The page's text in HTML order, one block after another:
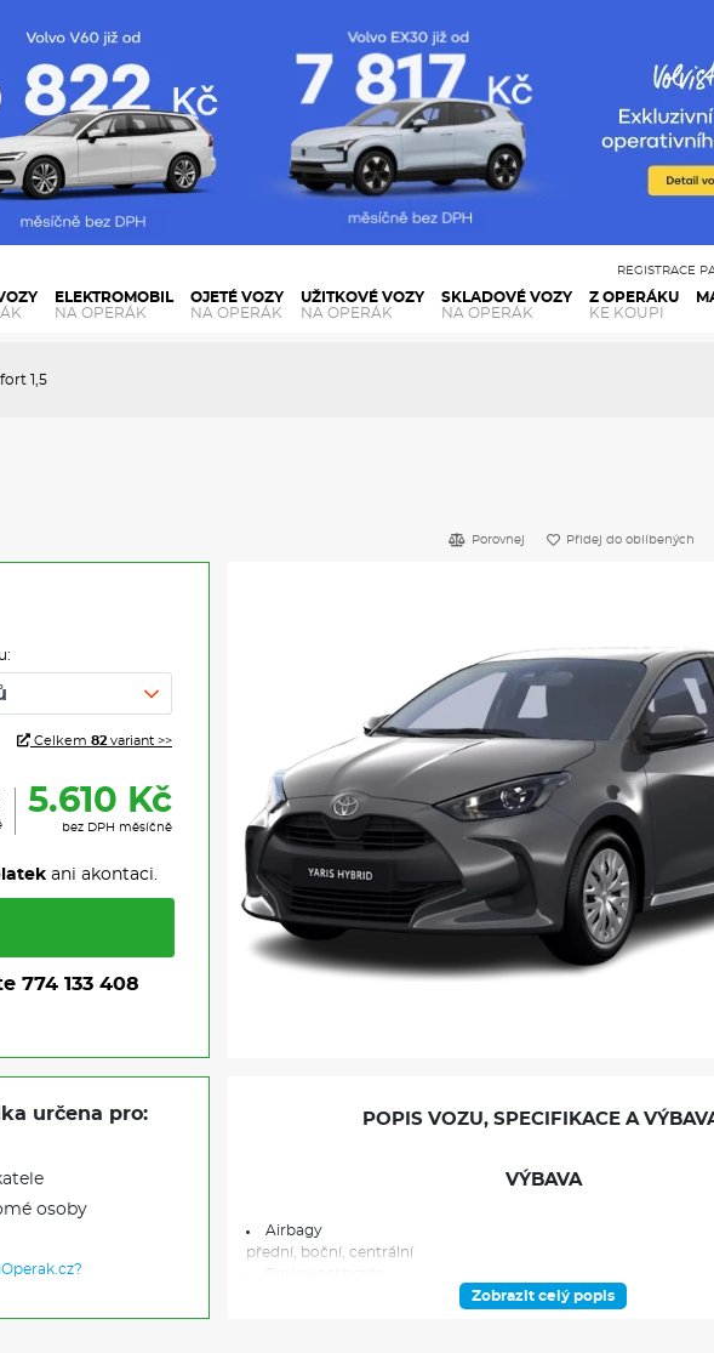
ELEKTROMOBIL
NA OPERÁK
OJETÉ VOZY
NA OPERÁK
UŽITKOVÉ VOZY
NA OPERÁK
SKLADOVÉ VOZY
NA OPERÁK
Z OPERÁKU
KE KOUPI
REGISTRACE
1,5
Porovnej Přidej do oblíbených
Celkem 82 variant >>
5.610 Kč
bez DPH měsíčně
ani akontaci.
774 133 408
určena pro:
osoby
POPIS VOZU, SPECIFIKACE A
VÝBAVA
Airbagy
přední, boční, centrální
Zobrazit celý popis